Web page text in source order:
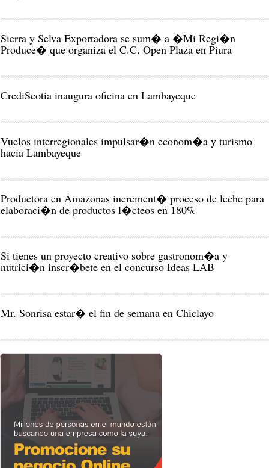
Sierra y Selva Exportadora se sum� a �Mi Regi�n
Produce� que organiza el C.C. Open Plaza en Piura
CrediScotia inaugura oficina en Lambayeque
Vuelos interregionales impulsar�n econom�a y turismo
hacia Lambayeque
Productora en Amazonas increment� proceso de leche para
elaboraci�n de productos l�cteos en 180%
Si tienes un proyecto creativo sobre gastronom�a y
nutrici�n inscr�bete en el concurso Ideas LAB
Mr. Sonrisa estar� el fin de semana en Chiclayo